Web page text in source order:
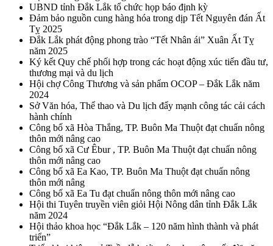
UBND tỉnh Đắk Lắk tổ chức họp báo định kỳ
Đảm bảo nguồn cung hàng hóa trong dịp Tết Nguyên đán Ất
Tỵ 2025
Đắk Lắk phát động phong trào “Tết Nhân ái” Xuân Ất Tỵ
năm 2025
Ký kết Quy chế phối hợp trong các hoạt động xúc tiến đầu tư,
thương mại và du lịch
Hội chợ Công Thương và sản phẩm OCOP – Đắk Lắk năm
2024
Sở Văn hóa, Thể thao và Du lịch đẩy mạnh công tác cải cách
hành chính
Công bố xã Hòa Thắng, TP. Buôn Ma Thuột đạt chuẩn nông
thôn mới nâng cao
Công bố xã Cư Êbur , TP. Buôn Ma Thuột đạt chuẩn nông
thôn mới nâng cao
Công bố xã Ea Kao, TP. Buôn Ma Thuột đạt chuẩn nông
thôn mới nâng
Công bố xã Ea Tu đạt chuẩn nông thôn mới nâng cao
Hội thi Tuyên truyền viên giỏi Hội Nông dân tỉnh Đắk Lắk
năm 2024
Hội thảo khoa học “Đắk Lắk – 120 năm hình thành và phát
triển”